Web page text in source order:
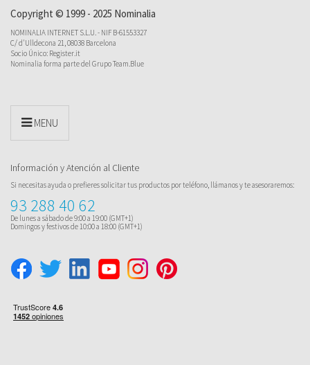
Copyright © 1999 - 2025 Nominalia
NOMINALIA INTERNET S.L.U. - NIF B-61553327
C/ d'Ulldecona 21, 08038 Barcelona
Socio Único: Register.it
Nominalia forma parte del Grupo Team.Blue
MENU
Información y Atención al Cliente
Si necesitas ayuda o prefieres solicitar tus productos por teléfono, llámanos y te asesoraremos:
93 288 40 62
De lunes a sábado de 9:00 a 19:00 (GMT+1)
Domingos y festivos de 10:00 a 18:00 (GMT+1)